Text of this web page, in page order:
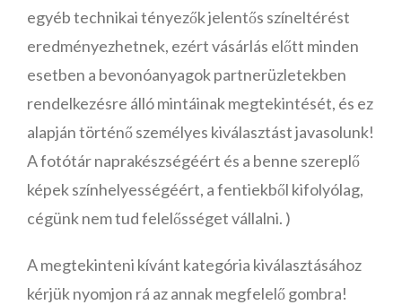
egyéb technikai tényezők jelentős színeltérést
eredményezhetnek, ezért vásárlás előtt minden
esetben a bevonóanyagok partnerüzletekben
rendelkezésre álló mintáinak megtekintését, és ez
alapján történő személyes kiválasztást javasolunk!
A fotótár naprakészségéért és a benne szereplő
képek színhelyességéért, a fentiekből kifolyólag,
cégünk nem tud felelősséget vállalni. )
A megtekinteni kívánt kategória kiválasztásához
kérjük nyomjon rá az annak megfelelő gombra!